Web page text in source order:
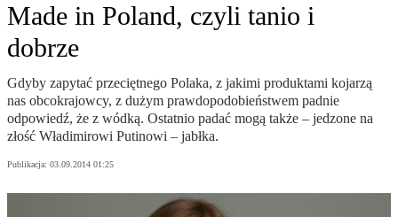
Made in Poland, czyli tanio i
dobrze
Gdyby zapytać przeciętnego Polaka, z jakimi produktami kojarzą
nas obcokrajowcy, z dużym prawdopodobieństwem padnie
odpowiedź, że z wódką. Ostatnio padać mogą także – jedzone na
złość Władimirowi Putinowi – jabłka.
Publikacja: 03.09.2014 01:25